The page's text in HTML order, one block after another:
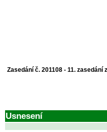
Zasedání č. 201108 - 11.
Usnesení